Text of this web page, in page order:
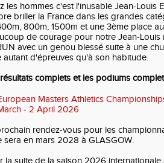
les hommes c'est l'inusable Jean-Louis
briller la France dans les grandes
800m, 1500m et une 3ème place
de courage pour notre Jean-Louis
avec un genou blessé suite à une
autant d'épreuves qu'à son habitude.
complets et les podiums
Masters Athletics
- 2 April 2026
rendez-vous pour les
sera en mars 2028 à GLASGOW.
la suite de la saison 2026